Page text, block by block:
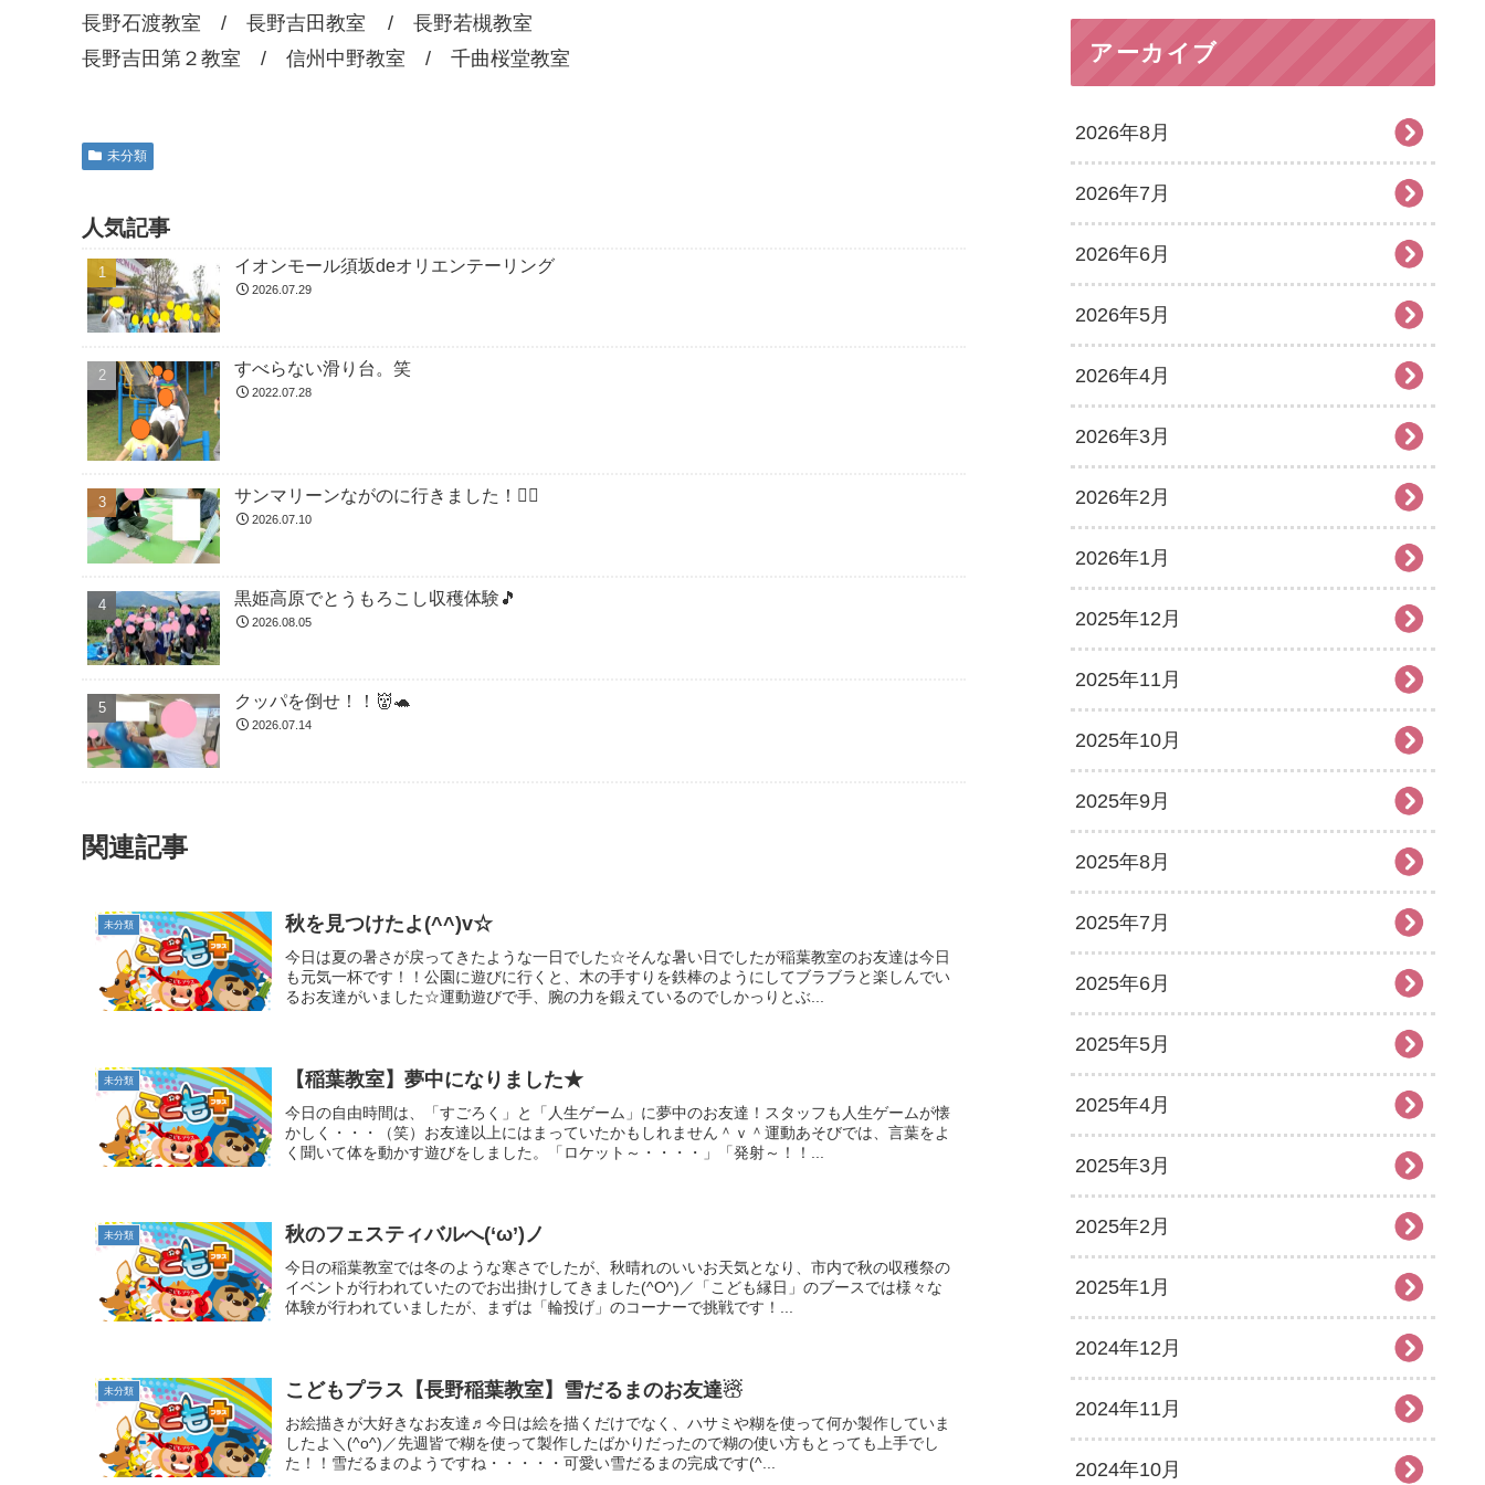
長野石渡教室 / 長野吉田教室 / 長野若槻教室
長野吉田第２教室 / 信州中野教室 / 千曲桜堂教室
未分類
人気記事
イオンモール須坂deオリエンテーリング
2026.07.29
すべらない滑り台。笑
2022.07.28
サンマリーンながのに行きました！🏊🏻
2026.07.10
黒姫高原でとうもろこし収穫体験🎵
2026.08.05
クッパを倒せ！！👹🐢
2026.07.14
関連記事
未分類 秋を見つけたよ(^^)v☆
今日は夏の暑さが戻ってきたような一日でした☆そんな暑い日でしたが稲葉教室のお友達は今日
も元気一杯です！！公園に遊びに行くと、木の手すりを鉄棒のようにしてブラブラと楽しんでい
るお友達がいました☆運動遊びで手、腕の力を鍛えているのでしかっりとぶ...
未分類 【稲葉教室】夢中になりました★
今日の自由時間は、「すごろく」と「人生ゲーム」に夢中のお友達！スタッフも人生ゲームが懐
かしく・・・（笑）お友達以上にはまっていたかもしれません＾ｖ＾運動あそびでは、言葉をよ
く聞いて体を動かす遊びをしました。「ロケット～・・・・」「発射～！！...
未分類 秋のフェスティバルへ(‘ω’)ノ
今日の稲葉教室では冬のような寒さでしたが、秋晴れのいいお天気となり、市内で秋の収穫祭の
イベントが行われていたのでお出掛けしてきました(^O^)／「こども縁日」のブースでは様々な
体験が行われていましたが、まずは「輪投げ」のコーナーで挑戦です！...
未分類 こどもプラス【長野稲葉教室】雪だるまのお友達☃
お絵描きが大好きなお友達♬今日は絵を描くだけでなく、ハサミや糊を使って何か製作していま
したよ＼(^o^)／先週皆で糊を使って製作したばかりだったので糊の使い方もとっても上手でし
た！！雪だるまのようですね・・・・・可愛い雪だるまの完成です(^...
アーカイブ
2026年8月
2026年7月
2026年6月
2026年5月
2026年4月
2026年3月
2026年2月
2026年1月
2025年12月
2025年11月
2025年10月
2025年9月
2025年8月
2025年7月
2025年6月
2025年5月
2025年4月
2025年3月
2025年2月
2025年1月
2024年12月
2024年11月
2024年10月